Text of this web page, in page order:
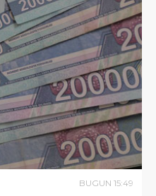
BUGUN 15:49